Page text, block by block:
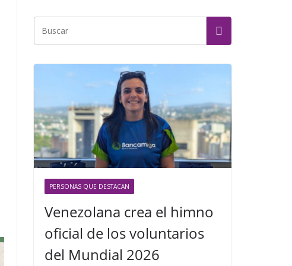
PERSONAS QUE DESTACAN
Venezolana crea el himno
oficial de los voluntarios
del Mundial 2026